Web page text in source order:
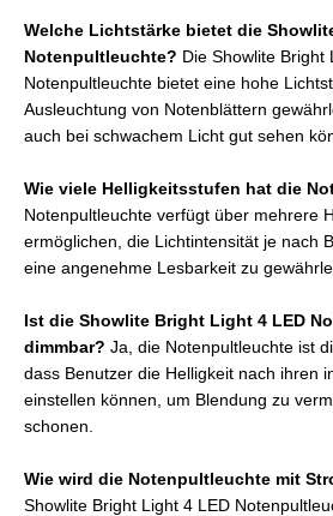
Welche Lichtstärke bietet die
Notenpultleuchte? Die Showlite Bright
Notenpultleuchte bietet eine hohe
Ausleuchtung von Notenblättern
auch bei schwachem Licht gut sehen
Wie viele Helligkeitsstufen hat die
Notenpultleuchte verfügt über mehrere
ermöglichen, die Lichtintensität je nach
eine angenehme Lesbarkeit zu
Ist die Showlite Bright Light 4 LED
dimmbar? Ja, die Notenpultleuchte ist
dass Benutzer die Helligkeit nach ihren
einstellen können, um Blendung zu
schonen.
Wie wird die Notenpultleuchte mit
Showlite Bright Light 4 LED